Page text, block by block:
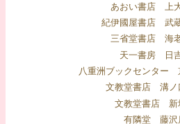
あおい書店 上
紀伊國屋書店 武
三省堂書店 海
天一書房 日
八重洲ブックセンター
文教堂書店 溝ノ
文教堂書店 新
有隣堂 藤沢